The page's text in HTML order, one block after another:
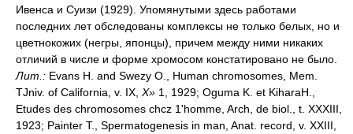
Ивенса и Суизи (1929). Упомянутыми здесь работами
последних лет обследованы комплексы не только белых, но и
цветнокожих (негры, японцы), причем между ними никаких
отличий в числе и форме хромосом констатировано не было.
Лит.: Evans H. and Swezy О., Human chromosomes, Mem.
TJniv. of California, v. IX, X» 1, 1929; Oguma K. et KiharaH.,
Etudes des chromosomes chcz 1'homme, Arch, de biol., t. XXXIII,
1923; Painter Т., Spermatogenesis in man, Anat. record, v. XXIII,